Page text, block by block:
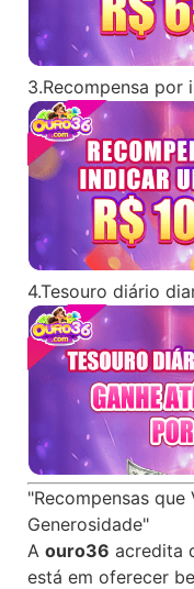
3.Recompensa por
4.Tesouro diário
"Recompensas
Generosidade"
A ouro36 acredita
está em oferecer